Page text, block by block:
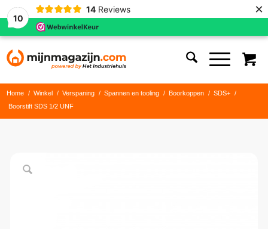
10
14 Reviews ×
Home / Winkel / Verspaning / Spannen en tooling / Boorkoppen / SDS+
/
Boorstift SDS 1/2 UNF